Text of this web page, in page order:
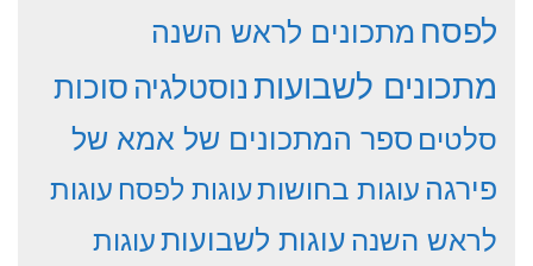
לפסח מתכונים לראש השנה
מתכונים לשבועותנוסטלגיהסוכות
סלטים ספר המתכונים של אמא של
פירגהעוגות בחושותעוגות לפסח עוגות
לראש השנהעוגות לשבועותעוגות